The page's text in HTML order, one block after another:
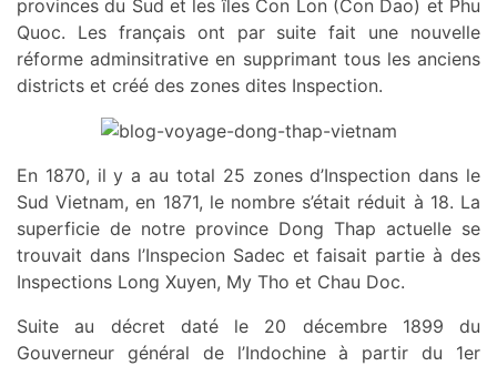
provinces du Sud et les îles Con Lon (Con Dao) et Phu
Quoc. Les français ont par suite fait une nouvelle
réforme adminsitrative en supprimant tous les anciens
districts et créé des zones dites Inspection.
En 1870, il y a au total 25 zones d’Inspection dans le
Sud Vietnam, en 1871, le nombre s’était réduit à 18. La
superficie de notre province Dong Thap actuelle se
trouvait dans l’Inspecion Sadec et faisait partie à des
Inspections Long Xuyen, My Tho et Chau Doc.
Suite au décret daté le 20 décembre 1899 du
Gouverneur général de l’Indochine à partir du 1er